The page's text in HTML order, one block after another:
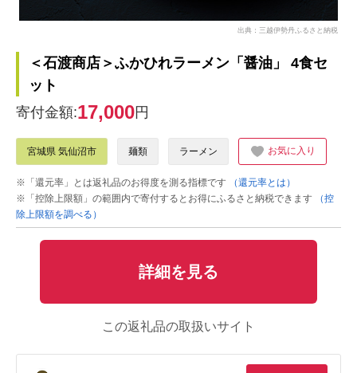
出典：三越伊勢丹ふるさと納税
＜石渡商店＞ふかひれラーメン「醤油」 4食セ
ット
寄付金額:17,000円
宮城県 気仙沼市 麺類 ラーメン お気に入り
※「還元率」とは返礼品のお得度を測る指標です
（還元率とは）
※「控除上限額」の範囲内で寄付するとお得にふるさと納税できます
（控
除上限額を調べる）
詳細を見る
この返礼品の取扱いサイト